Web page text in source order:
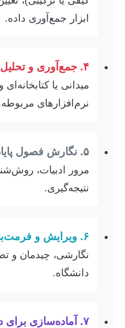
ابزار جمع‌آوری داده.
۴. جمع‌آوری و تحلیل داده‌ها:
میدانی یا کتابخانه‌ای
نرم‌افزارهای
۵. نگارش فصول پایان‌نامه:
مرور ادبیات،
نتیجه‌گیری.
۶. ویرایش و فرمت‌بندی:
نگارشی، چیدمان و
دانشگاه.
۷. آماده‌سازی برای دفاع: